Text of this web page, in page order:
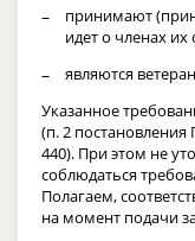
принимают
идет о членах их
являются
Указанное
(п. 2 постановления
440). При этом не
соблюдаться
Полагаем,
на момент подачи